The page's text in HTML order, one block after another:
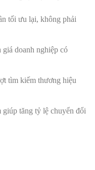
tối ưu lại, không phải
doanh nghiệp có
tìm kiếm thương hiệu
giúp tăng tỷ lệ chuyển đổi